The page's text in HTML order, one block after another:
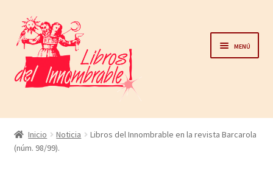
navegación
al
contenido
Menú
Home
Catálogo
Inicio Noticia
Libros del Innombrable en la revista Barcarola
(núm. 98/99).